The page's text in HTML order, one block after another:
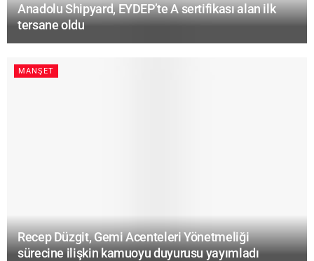
Anadolu Shipyard, EYDEP’te A sertifikası alan ilk
tersane oldu
MANŞET
Recep Düzgit, Gemi Acenteleri Yönetmeliği
sürecine ilişkin kamuoyu duyurusu yayımladı